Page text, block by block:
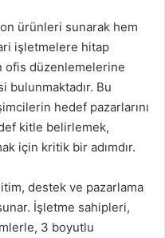
ürünleri sunarak hem
işletmelere hitap
ofis düzenlemelerine
bulunmaktadır. Bu
hedef pazarlarını
kitle belirlemek,
için kritik bir adımdır.
destek ve pazarlama
İşletme sahipleri,
3 boyutlu